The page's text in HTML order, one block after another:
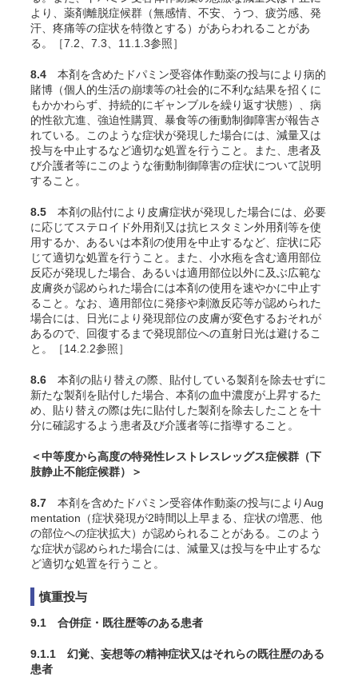
より、薬剤離脱症候群（無感情、不安、うつ、疲労感、発
汗、疼痛等の症状を特徴とする）があらわれることがあ
る。［7.2、7.3、11.1.3参照］
8.4 本剤を含めたドパミン受容体作動薬の投与により病的
賭博（個人的生活の崩壊等の社会的に不利な結果を招くに
もかかわらず、持続的にギャンブルを繰り返す状態）、病
的性欲亢進、強迫性購買、暴食等の衝動制御障害が報告さ
れている。このような症状が発現した場合には、減量又は
投与を中止するなど適切な処置を行うこと。また、患者及
び介護者等にこのような衝動制御障害の症状について説明
すること。
8.5 本剤の貼付により皮膚症状が発現した場合には、必要
に応じてステロイド外用剤又は抗ヒスタミン外用剤等を使
用するか、あるいは本剤の使用を中止するなど、症状に応
じて適切な処置を行うこと。また、小水疱を含む適用部位
反応が発現した場合、あるいは適用部位以外に及ぶ広範な
皮膚炎が認められた場合には本剤の使用を速やかに中止す
ること。なお、適用部位に発疹や刺激反応等が認められた
場合には、日光により発現部位の皮膚が変色するおそれが
あるので、回復するまで発現部位への直射日光は避けるこ
と。［14.2.2参照］
8.6 本剤の貼り替えの際、貼付している製剤を除去せずに
新たな製剤を貼付した場合、本剤の血中濃度が上昇するた
め、貼り替えの際は先に貼付した製剤を除去したことを十
分に確認するよう患者及び介護者等に指導すること。
＜中等度から高度の特発性レストレスレッグス症候群（下
肢静止不能症候群）＞
8.7 本剤を含めたドパミン受容体作動薬の投与によりAug
mentation（症状発現が2時間以上早まる、症状の増悪、他
の部位への症状拡大）が認められることがある。このよう
な症状が認められた場合には、減量又は投与を中止するな
ど適切な処置を行うこと。
慎重投与
9.1 合併症・既往歴等のある患者
9.1.1 幻覚、妄想等の精神症状又はそれらの既往歴のある
患者